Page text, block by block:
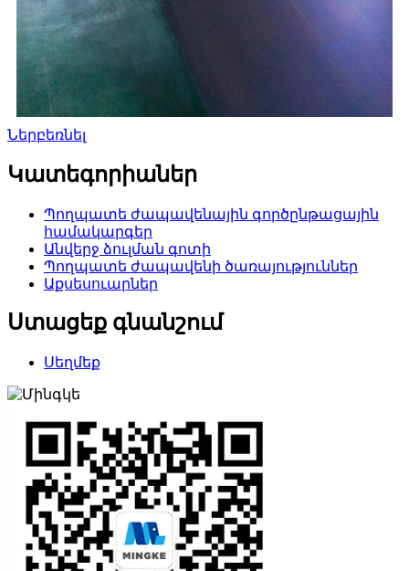
Ներբեռնել
Կատեգորիաներ
Պողպատե ժապավենային գործընթացային
համակարգեր
Անվերջ ձուլման գոտի
Պողպատե ժապավենի ծառայություններ
Աքսեսուարներ
Ստացեք գնանշում
Սեղմեք